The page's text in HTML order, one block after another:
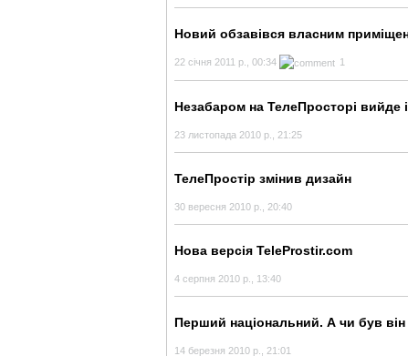
Новий обзавівся власним
22 січня 2011 р., 00:34 1
Незабаром на ТелеПросторі
23 листопада 2010 р., 21:25
ТелеПростір змінив дизайн
30 вересня 2010 р., 20:40
Нова версія TeleProstir.com
4 серпня 2010 р., 13:40
Перший національний. А чи був
14 березня 2010 р., 21:01